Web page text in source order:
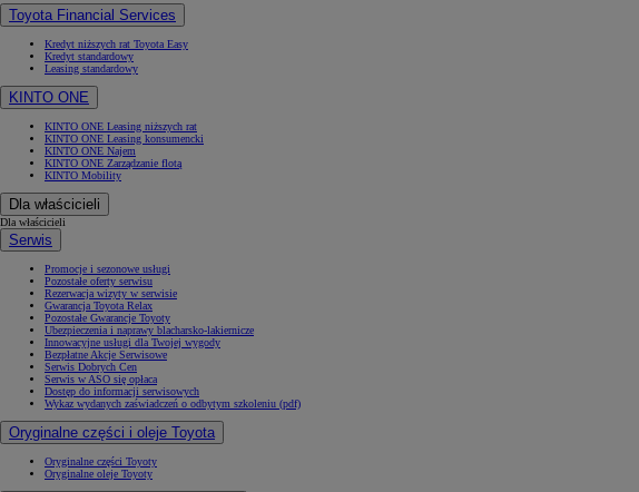
Toyota Financial Services
Kredyt niższych rat Toyota Easy
Kredyt standardowy
Leasing standardowy
KINTO ONE
KINTO ONE Leasing niższych rat
KINTO ONE Leasing konsumencki
KINTO ONE Najem
KINTO ONE Zarządzanie flotą
KINTO Mobility
Dla właścicieli
Dla właścicieli
Serwis
Promocje i sezonowe usługi
Pozostałe oferty serwisu
Rezerwacja wizyty w serwisie
Gwarancja Toyota Relax
Pozostałe Gwarancje Toyoty
Ubezpieczenia i naprawy blacharsko-lakiernicze
Innowacyjne usługi dla Twojej wygody
Bezpłatne Akcje Serwisowe
Serwis Dobrych Cen
Serwis w ASO się opłaca
Dostęp do informacji serwisowych
Wykaz wydanych zaświadczeń o odbytym szkoleniu (pdf)
Oryginalne części i oleje Toyota
Oryginalne części Toyoty
Oryginalne oleje Toyoty